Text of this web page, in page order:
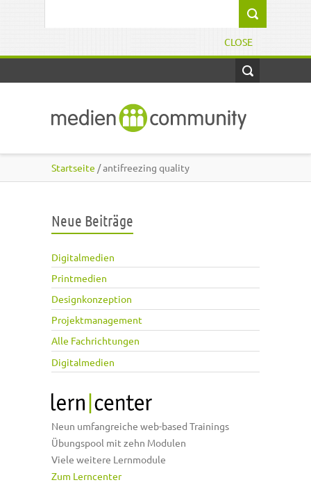
CLOSE
Startseite / antifreezing quality
Neue Beiträge
Digitalmedien
Printmedien
Designkonzeption
Projektmanagement
Alle Fachrichtungen
Digitalmedien
Neun umfangreiche web-based Trainings
Übungspool mit zehn Modulen
Viele weitere Lernmodule
Zum Lerncenter